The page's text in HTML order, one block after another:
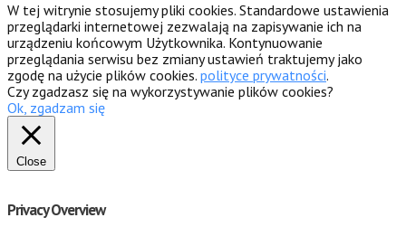
W tej witrynie stosujemy pliki cookies. Standardowe ustawienia
przeglądarki internetowej zezwalają na zapisywanie ich na
urządzeniu końcowym Użytkownika. Kontynuowanie
przeglądania serwisu bez zmiany ustawień traktujemy jako
zgodę na użycie plików cookies. polityce prywatności.
Czy zgadzasz się na wykorzystywanie plików cookies?
Ok, zgadzam się
Close
Privacy Overview